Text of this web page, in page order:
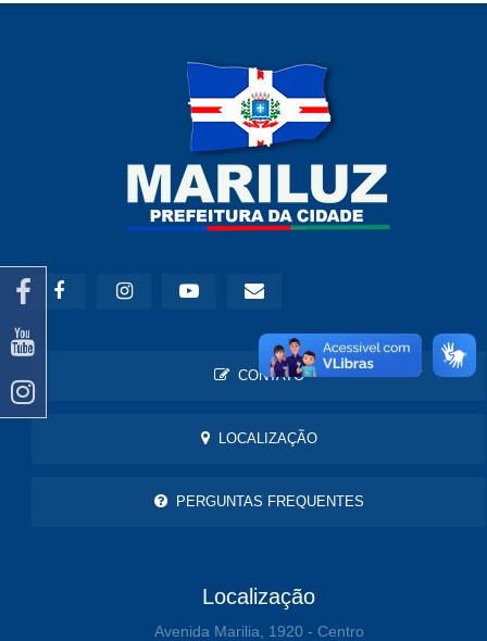
CONTATO
LOCALIZAÇÃO
PERGUNTAS FREQUENTES
Localização
Avenida Marilia, 1920 - Centro